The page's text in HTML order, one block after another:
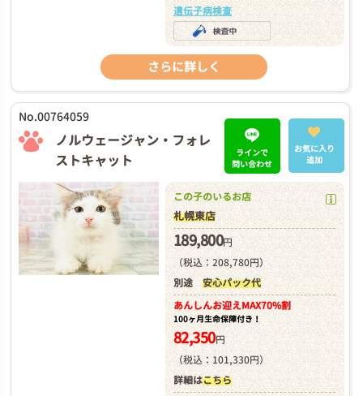
遺伝子病検査
さらに詳しく
No.00764059
ノルウェージャン・フォレ
ストキャット
ラインで
問い合わせ
お気に入り
追加
この子のいるお店
札幌東店
189,800円
（税込：208,780円）
別途 安心パック代
あんしんお迎えMAX70%割
100ヶ月生命保障付き！
82,350円
（税込：101,330円）
詳細はこちら